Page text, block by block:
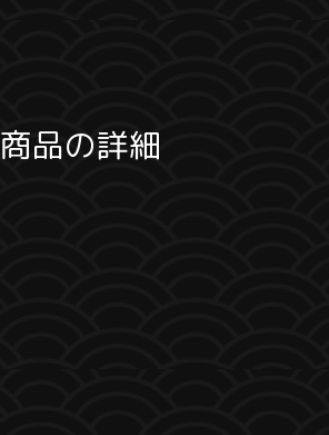
商品の詳細